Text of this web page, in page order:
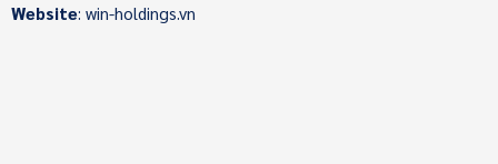
Website: win-holdings.vn